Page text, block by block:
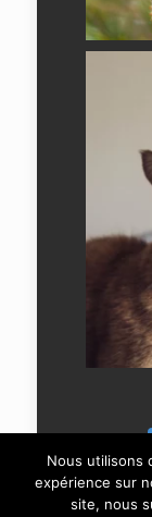
Nous utilisons
expérience sur
site, nous